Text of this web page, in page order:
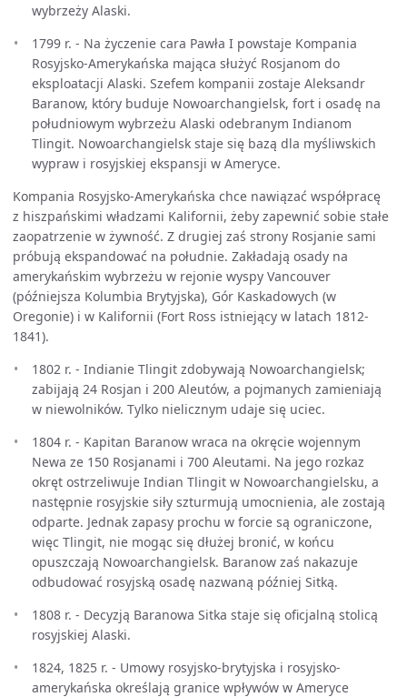
wybrzeży Alaski.
1799 r. - Na życzenie cara Pawła I powstaje Kompania
Rosyjsko-Amerykańska mająca służyć Rosjanom do
eksploatacji Alaski. Szefem kompanii zostaje Aleksandr
Baranow, który buduje Nowoarchangielsk, fort i osadę na
południowym wybrzeżu Alaski odebranym Indianom
Tlingit. Nowoarchangielsk staje się bazą dla myśliwskich
wypraw i rosyjskiej ekspansji w Ameryce.
Kompania Rosyjsko-Amerykańska chce nawiązać współpracę
z hiszpańskimi władzami Kalifornii, żeby zapewnić sobie stałe
zaopatrzenie w żywność. Z drugiej zaś strony Rosjanie sami
próbują ekspandować na południe. Zakładają osady na
amerykańskim wybrzeżu w rejonie wyspy Vancouver
(późniejsza Kolumbia Brytyjska), Gór Kaskadowych (w
Oregonie) i w Kalifornii (Fort Ross istniejący w latach 1812-
1841).
1802 r. - Indianie Tlingit zdobywają Nowoarchangielsk;
zabijają 24 Rosjan i 200 Aleutów, a pojmanych zamieniają
w niewolników. Tylko nielicznym udaje się uciec.
1804 r. - Kapitan Baranow wraca na okręcie wojennym
Newa ze 150 Rosjanami i 700 Aleutami. Na jego rozkaz
okręt ostrzeliwuje Indian Tlingit w Nowoarchangielsku, a
następnie rosyjskie siły szturmują umocnienia, ale zostają
odparte. Jednak zapasy prochu w forcie są ograniczone,
więc Tlingit, nie mogąc się dłużej bronić, w końcu
opuszczają Nowoarchangielsk. Baranow zaś nakazuje
odbudować rosyjską osadę nazwaną później Sitką.
1808 r. - Decyzją Baranowa Sitka staje się oficjalną stolicą
rosyjskiej Alaski.
1824, 1825 r. - Umowy rosyjsko-brytyjska i rosyjsko-
amerykańska określają granice wpływów w Ameryce